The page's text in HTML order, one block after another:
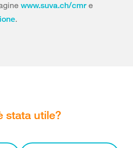
www.suva.ch/cmr e
.
stata utile?